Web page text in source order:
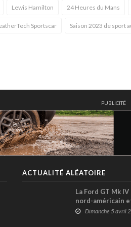
Lewis Hamilton 24 Heures du Mans
Sportscar Saison 2023 de sport
PUBLICITÉ
ACTUALITÉ ALÉATOIRE
La Ford GT Mk
nord-américain
le plus rapide de
Dimanche 5 avril